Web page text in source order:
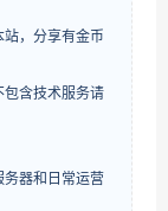
，分享有金币
包含技术服务请
器和日常运营